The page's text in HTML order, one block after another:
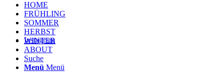
Instagram
HOME
FRÜHLING
SOMMER
HERBST
WINTER
ABOUT
Suche
Menü Menü